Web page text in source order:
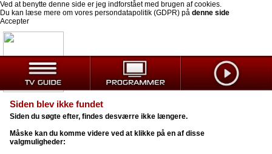
Ved at benytte denne side er jeg indforstået med brugen af cookies.
Du kan læse mere om vores persondatapolitik (GDPR) på denne side
Accepter
Siden blev ikke fundet
Siden du søgte efter, findes desværre ikke længere.
Måske kan du komme videre ved at klikke på en af disse
valgmuligheder: